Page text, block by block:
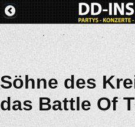
Söhne des
das Battle Of